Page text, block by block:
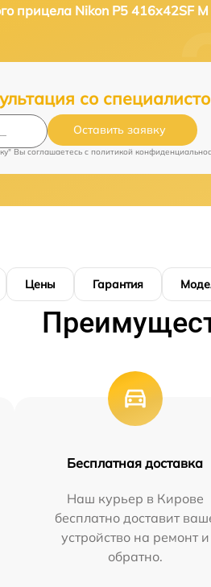
прицела Nikon P5 416x42SF
со
Оставить заявку
Вы соглашаетесь c политикой
Цены Гарантия
Бесплатная доставка
Наш курьер в Кирове
бесплатно доставит
устройство на ремонт и
обратно.